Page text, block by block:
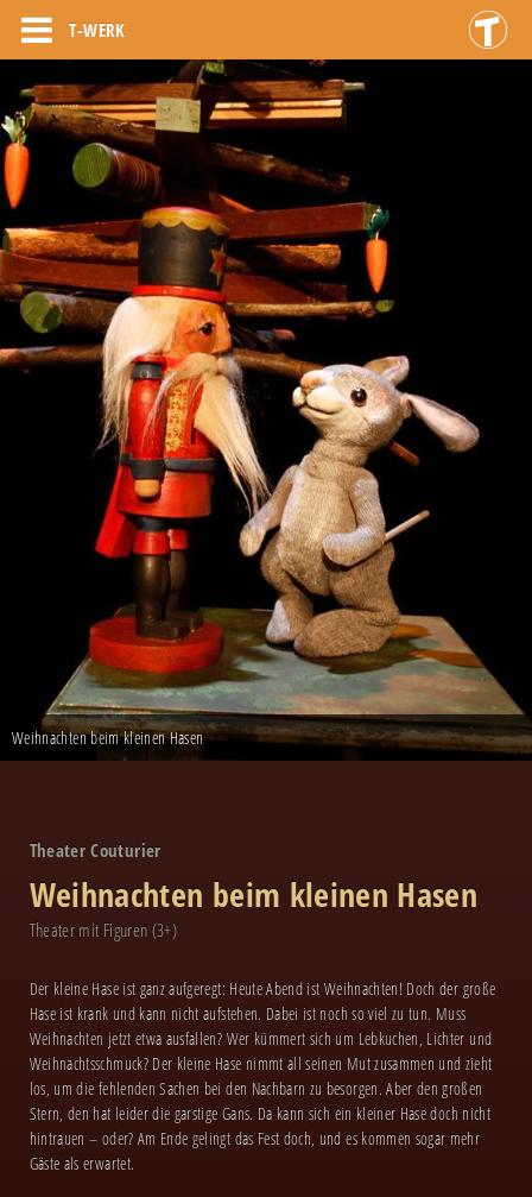
T-WERK
Weihnachten beim kleinen Hasen
Theater Couturier
Weihnachten beim kleinen Hasen
Theater mit Figuren (3+)
Der kleine Hase ist ganz aufgeregt: Heute Abend ist Weihnachten! Doch der große
Hase ist krank und kann nicht aufstehen. Dabei ist noch so viel zu tun. Muss
Weihnachten jetzt etwa ausfallen? Wer kümmert sich um Lebkuchen, Lichter und
Weihnachtsschmuck? Der kleine Hase nimmt all seinen Mut zusammen und zieht
los, um die fehlenden Sachen bei den Nachbarn zu besorgen. Aber den großen
Stern, den hat leider die garstige Gans. Da kann sich ein kleiner Hase doch nicht
hintrauen – oder? Am Ende gelingt das Fest doch, und es kommen sogar mehr
Gäste als erwartet.